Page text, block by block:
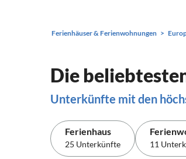
Ferienhäuser & Ferienwohnungen
Die
Unterkünfte mit den
Ferienhaus
25 Unterkünfte 11